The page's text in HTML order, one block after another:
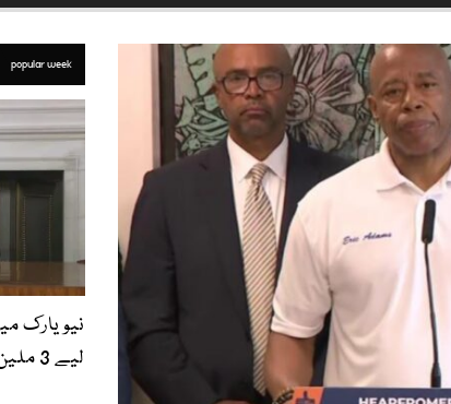
popular week
نیویارک
لیے 3 ملین…